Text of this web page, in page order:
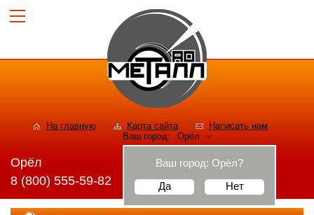
На главную Карта сайта
Написать нам
Ваш город:
Орёл
Ваш город: Орёл?
Да
Нет
Орёл
8 (800) 555-59-82